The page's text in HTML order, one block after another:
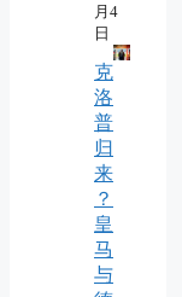
月4
日
克
洛
普
归
来
？
皇
马
与